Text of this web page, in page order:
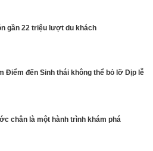
gần 22 triệu lượt du khách
Điểm đến Sinh thái không thể bỏ lỡ Dịp lễ
chân là một hành trình khám phá